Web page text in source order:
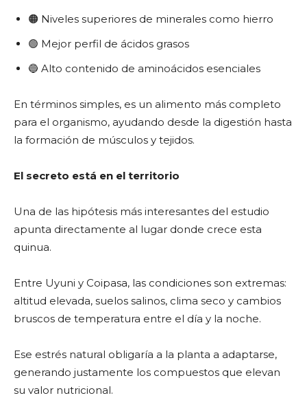
🟠 Niveles superiores de minerales como hierro
🟢 Mejor perfil de ácidos grasos
🔵 Alto contenido de aminoácidos esenciales
En términos simples, es un alimento más completo
para el organismo, ayudando desde la digestión hasta
la formación de músculos y tejidos.
El secreto está en el territorio
Una de las hipótesis más interesantes del estudio
apunta directamente al lugar donde crece esta
quinua.
Entre Uyuni y Coipasa, las condiciones son extremas:
altitud elevada, suelos salinos, clima seco y cambios
bruscos de temperatura entre el día y la noche.
Ese estrés natural obligaría a la planta a adaptarse,
generando justamente los compuestos que elevan
su valor nutricional.